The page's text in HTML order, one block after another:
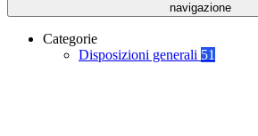
navigazione
Categorie
Disposizioni generali 51